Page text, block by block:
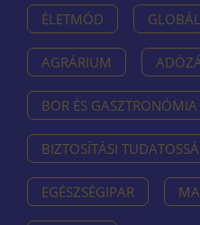
ÉLETMÓD GLOBÁL
AGRÁRIUM
BOR ÉS GASZTRONÓMIA
BIZTOSÍTÁSI
EGÉSZSÉGIPAR